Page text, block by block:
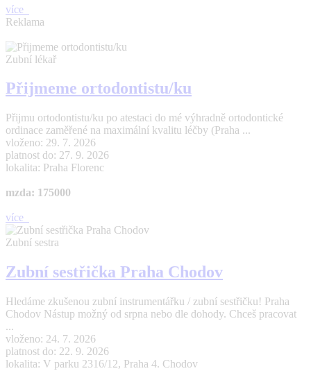
více
Reklama
Zubní lékař
Přijmeme ortodontistu/ku
Přijmu ortodontistu/ku po atestaci do mé výhradně ortodontické
ordinace zaměřené na maximální kvalitu léčby (Praha ...
vloženo: 29. 7. 2026
platnost do: 27. 9. 2026
lokalita: Praha Florenc
mzda: 175000
více
Zubní sestra
Zubní sestřička Praha Chodov
Hledáme zkušenou zubní instrumentářku / zubní sestřičku! Praha
Chodov Nástup možný od srpna nebo dle dohody. Chceš pracovat
...
vloženo: 24. 7. 2026
platnost do: 22. 9. 2026
lokalita: V parku 2316/12, Praha 4. Chodov